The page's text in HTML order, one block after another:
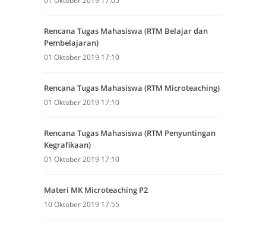
Rencana Tugas Mahasiswa (RTM Belajar dan
Pembelajaran)
01 Oktober 2019 17:10
Rencana Tugas Mahasiswa (RTM Microteaching)
01 Oktober 2019 17:10
Rencana Tugas Mahasiswa (RTM Penyuntingan
Kegrafikaan)
01 Oktober 2019 17:10
Materi MK Microteaching P2
10 Oktober 2019 17:55